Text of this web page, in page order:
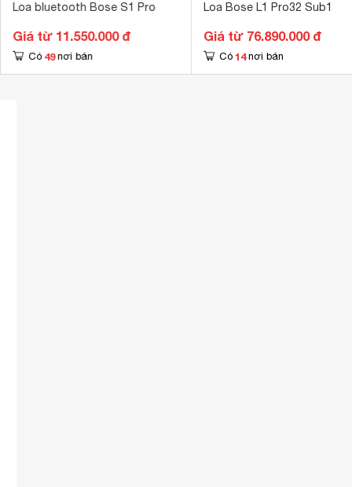
Loa bluetooth Bose S1 Pro
Giá từ 11.550.000 đ
Có 49 nơi bán
Loa Bose L1 Pro32 Sub1
Giá từ 76.890.000 đ
Có 14 nơi bán